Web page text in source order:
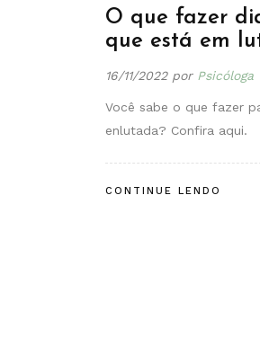
O que fazer
que está em
16/11/2022 por
Você sabe o que fazer
enlutada? Confira aqui.
CONTINUE LENDO